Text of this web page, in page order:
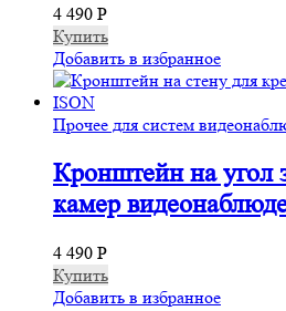
4 490 Р
Купить
Добавить в избранное
Прочее для систем
Кронштейн на угол
камер
4 490 Р
Купить
Добавить в избранное